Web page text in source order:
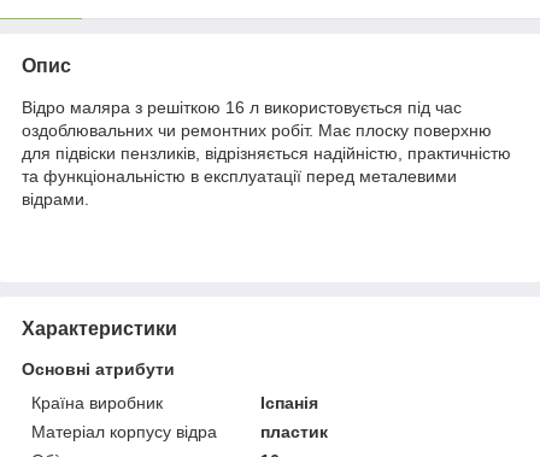
Опис
Відро маляра з решіткою 16 л використовується під час
оздоблювальних чи ремонтних робіт. Має плоску поверхню
для підвіски пензликів, відрізняється надійністю, практичністю
та функціональністю в експлуатації перед металевими
відрами.
Характеристики
Основні атрибути
Країна виробник
Іспанія
Матеріал корпусу відра
пластик